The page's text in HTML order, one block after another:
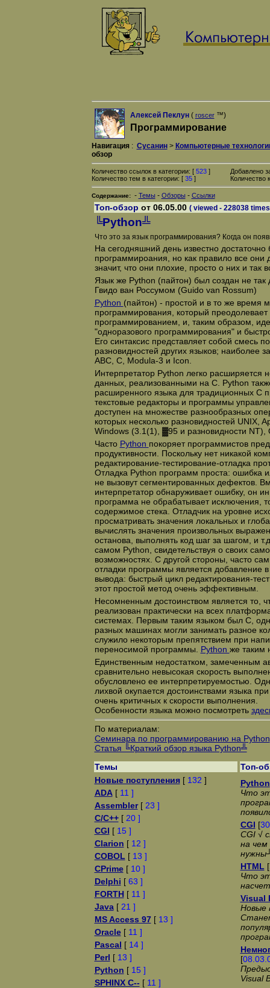
Алексей Пеклун( roscer™)
Программирование
Навигация: Сусанин> Компьютерные
обзор
Количество ссылок в категории: [ 523]
Количество тем в категории: [ 35]
Добавлено
Количество
Содержание: - Темы - Обзоры - Ссылки
Топ-обзор от 06.05.00 ( viewed - 228038
╚Python╩
Что это за язык программирования? Когда он
На сегодняшний день известно достаточно
программироания, но как правило все они
значит, что они плохие, просто о них и так
Язык же Python (пайтон) был создан не так
Гвидо ван Россумом (Guido van Rossum)
Python (пайтон) - простой и в то же время
программирования, который
программированием, и, таким образом,
"одноразового программирования" и
Его синтаксис представляет собой смесь
разновидностей других языков; наиболее
ABC, C, Modula-3 и Icon.
Интерпретатор Python легко
данных, реализованными на С. Python
расширенного языка для традиционных С
текстовые редакторы и программы
доступен на множестве разнообразных
которых несколько разновидностей UNIX,
Windows (3.1(1), ▓95 и разновидности NT),
Часто Python покоряет программистов
продуктивности. Поскольку нет никакой
редактирование-тестирование-отладка
Отладка Python программ проста: ошибка
не вызовут сегментированных дефектов.
интерпретатор обнаруживает ошибку, он
программа не обрабатывает исключения,
содержимое стека. Отладчик на уровне
просматривать значения локальных и
вычислять значения произвольных
останова, выполнять код шаг за шагом, и
самом Python, свидетельствуя о своих
возможностях. С другой стороны, часто
отладки программы является добавление
вывода: быстрый цикл редактирования-
этот простой метод очень эффективным.
Несомненным достоинством является то,
реализован практически на всех
системах. Первым таким языком был C,
разных машинах могли занимать разное
служило некоторым препятствием при
переносимой программы. Python же таким
Единственным недостатком, замеченным
сравнительно невысокая скорость
обусловлено ее интерпретируемостью.
лихвой окупается достоинствами языка
очень критичных к скорости выполнения.
Особенности языка можно посмотреть
По материалам:
Семинара по программированию на Python
Статья ╚Краткий обзор языка Python╩
Темы
Топ-
Новые поступления[ 132 ]
ADA[ 11 ]
Assembler[ 23 ]
C/C++[ 20 ]
CGI [ 15 ]
Clarion [ 12 ]
COBOL [ 13 ]
CPrime[ 10 ]
Delphi [ 63 ]
FORTH[ 11 ]
Java[ 21 ]
MS Access 97[ 13 ]
Oracle[ 11 ]
Pascal [ 14 ]
Perl [ 13 ]
Python [ 15 ]
SPHINX C-- [ 11 ]
Python
Что
CGI [
CGI √
на чем
HTML [
Что
Visual
Новые
[
Visual